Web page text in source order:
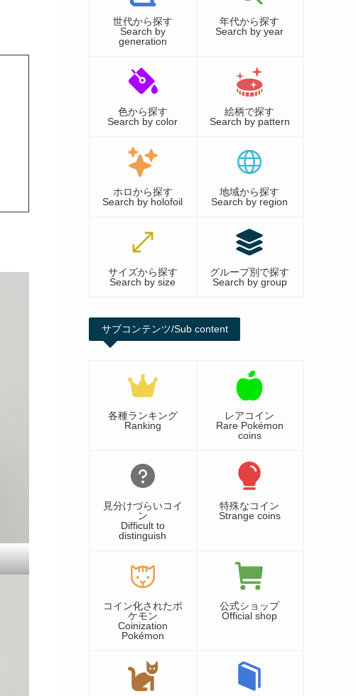
世代から探す
Search by
generation
年代から探す
Search by year
色から探す
Search by color
絵柄で探す
Search by pattern
ホロから探す
Search by holofoil
地域から探す
Search by region
サイズから探す
Search by size
グループ別で探す
Search by group
サブコンテンツ/Sub content
各種ランキング
Ranking
レアコイン
Rare Pokémon
coins
見分けづらいコイ
ン
Difficult to
distinguish
特殊なコイン
Strange coins
コイン化されたポ
ケモン
Coinization
Pokémon
公式ショップ
Official shop